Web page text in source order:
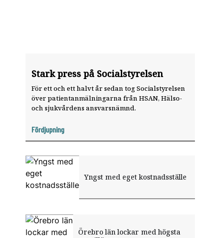
Stark press på Socialstyrelsen
För ett och ett halvt år sedan tog Socialstyrelsen
över patientanmälningarna från HSAN, Hälso-
och sjukvårdens ansvarsnämnd.
Fördjupning
Yngst med eget kostnadsställe
Örebro län lockar med högsta